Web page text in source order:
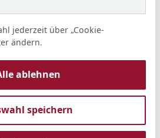
Anzahl
jederzeit über „Cookie-
ändern.
ablehnen
speichern